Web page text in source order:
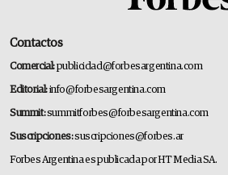
Contactos
Comercial:publicidad@forbesargentina.com
Editorial:info@forbesargentina.com
Summit:summitforbes@forbesargentina.com
Suscripciones:suscripciones@forbes.ar
Forbes Argentina es publicada por HT Media SA.